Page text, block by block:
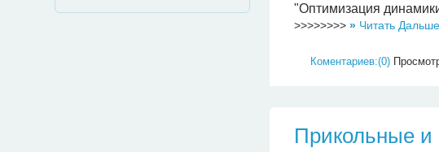
"Оптимизация
>>>>>>>>» Читать
Коментариев:(0)
Прикольные и